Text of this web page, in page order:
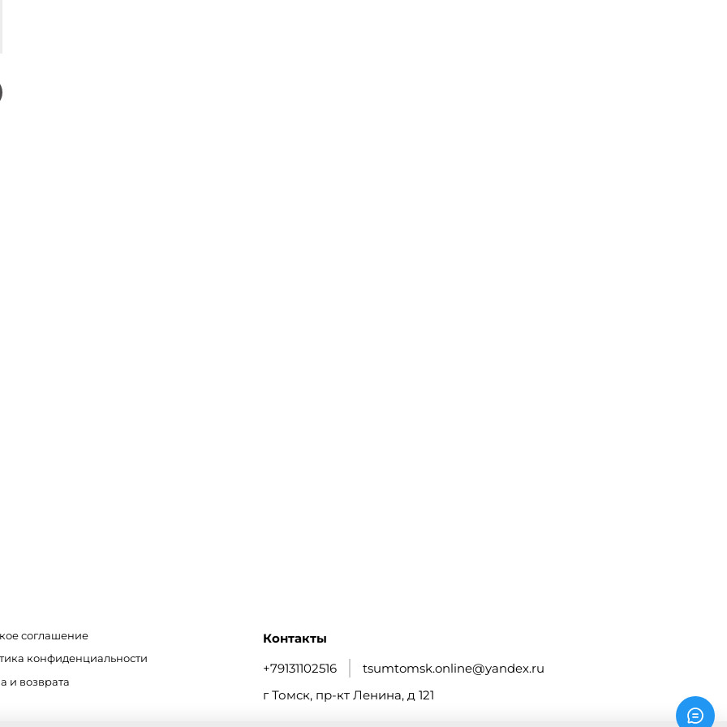
соглашение
конфиденциальности
и возврата
Контакты
+79131102516
tsumtomsk.online@yandex.ru
г Томск, пр-кт Ленина, д 121